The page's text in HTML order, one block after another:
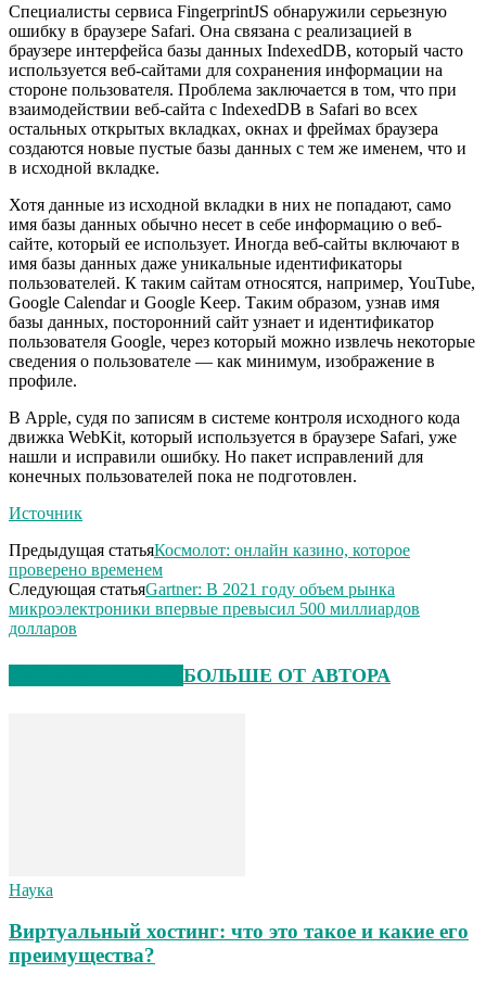
Специалисты сервиса FingerprintJS обнаружили серьезную
ошибку в браузере Safari. Она связана с реализацией в
браузере интерфейса базы данных IndexedDB, который часто
используется веб-сайтами для сохранения информации на
стороне пользователя. Проблема заключается в том, что при
взаимодействии веб-сайта с IndexedDB в Safari во всех
остальных открытых вкладках, окнах и фреймах браузера
создаются новые пустые базы данных с тем же именем, что и
в исходной вкладке.
Хотя данные из исходной вкладки в них не попадают, само
имя базы данных обычно несет в себе информацию о веб-
сайте, который ее использует. Иногда веб-сайты включают в
имя базы данных даже уникальные идентификаторы
пользователей. К таким сайтам относятся, например, YouTube,
Google Calendar и Google Keep. Таким образом, узнав имя
базы данных, посторонний сайт узнает и идентификатор
пользователя Google, через который можно извлечь некоторые
сведения о пользователе — как минимум, изображение в
профиле.
В Apple, судя по записям в системе контроля исходного кода
движка WebKit, который используется в браузере Safari, уже
нашли и исправили ошибку. Но пакет исправлений для
конечных пользователей пока не подготовлен.
Источник
Предыдущая статьяКосмолот: онлайн казино, которое
проверено временем
Следующая статьяGartner: В 2021 году объем рынка
микроэлектроники впервые превысил 500 миллиардов
долларов
БОЛЬШЕ ОТ АВТОРА
Наука
Виртуальный хостинг: что это такое и какие его
преимущества?